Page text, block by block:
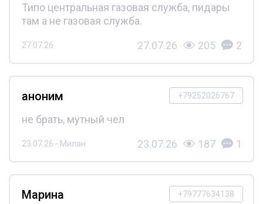
Типо центральная газовая служба, пидары
там а не газовая служба.
27.07.26 27.07.26 205 2
+79252026767
аноним
не брать, мутный чел
23.07.26 - Милан 23.07.26 187 1
+79777634138
Марина